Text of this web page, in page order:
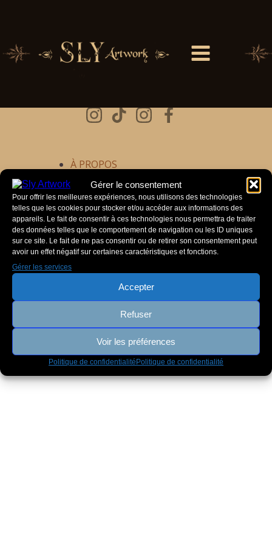
Gérer le consentement
Pour offrir les meilleures expériences, nous utilisons des technologies
telles que les cookies pour stocker et/ou accéder aux informations des
appareils. Le fait de consentir à ces technologies nous permettra de traiter
des données telles que le comportement de navigation ou les ID uniques
sur ce site. Le fait de ne pas consentir ou de retirer son consentement peut
avoir un effet négatif sur certaines caractéristiques et fonctions.
Gérer les services
Accepter
Refuser
Voir les préférences
Politique de confidentialité Politique de confidentialité
À PROPOS
CONTACT
GRAPHIC DESIGN
POLITIQUE DE CONFIDENTIALITÉ
SCÉNOGRAPHIE
TATTOO
Kubio